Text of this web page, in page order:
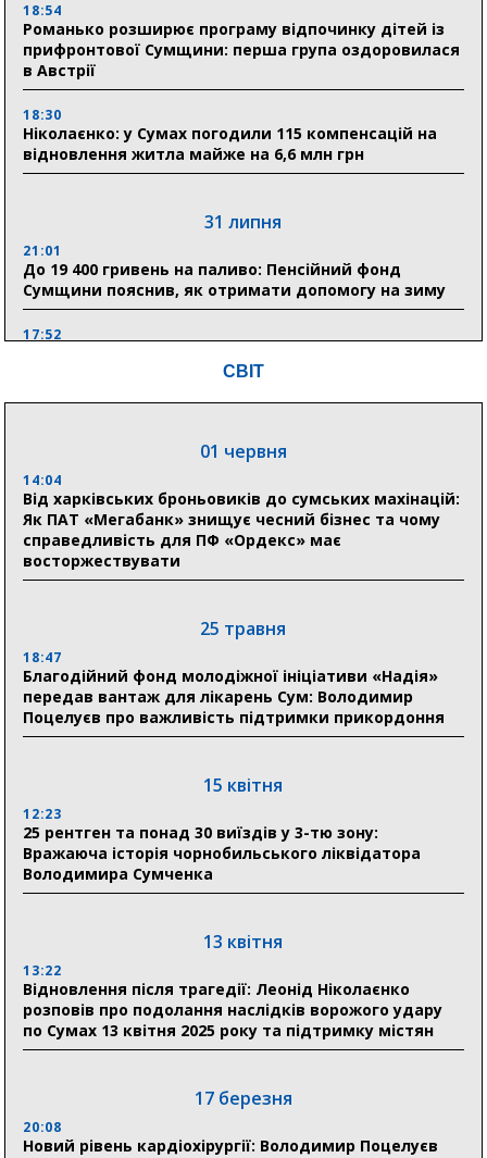
18:54
Романько розширює програму відпочинку дітей із
прифронтової Сумщини: перша група оздоровилася
в Австрії
18:30
Ніколаєнко: у Сумах погодили 115 компенсацій на
відновлення житла майже на 6,6 млн грн
31 липня
21:01
До 19 400 гривень на паливо: Пенсійний фонд
Сумщини пояснив, як отримати допомогу на зиму
17:52
Пенсійному фонді Сумщини пояснили, що робити
Артем Кобзар вручив родинам 20 полеглих Героїв
відзнаки «Почесного громадянина міста Суми»
30 липня
18:33
Олексій Романько долучився до обговорення Плану
стійкості Сумщини з Прем’єр-міністром
18:11
отримали 12 потужних станцій для Пунктів обігріву
29 липня
18:13
Лікарня Святого Пантелеймона отримала нову
28 липня
19:07
Соціальні виплати без затримок: Пенсійний фонд
Сумщини профінансував 2,5 млрд грн у липні
атак: Ніколаєнко підбив підсумки ліквідації
СВІТ
01 червня
14:04
Від харківських броньовиків до сумських махінацій:
Як ПАТ «Мегабанк» знищує чесний бізнес та чому
справедливість для ПФ «Ордекс» має
восторжествувати
25 травня
18:47
Благодійний фонд молодіжної ініціативи «Надія»
передав вантаж для лікарень Сум: Володимир
Поцелуєв про важливість підтримки прикордоння
15 квітня
12:23
25 рентген та понад 30 виїздів у 3-тю зону:
Вражаюча історія чорнобильського ліквідатора
Володимира Сумченка
13 квітня
13:22
Відновлення після трагедії: Леонід Ніколаєнко
розповів про подолання наслідків ворожого удару
по Сумах 13 квітня 2025 року та підтримку містян
17 березня
20:08
Новий рівень кардіохірургії: Володимир Поцелуєв